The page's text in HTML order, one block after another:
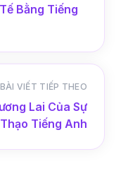
Bằng Tiếng
BÀI VIẾT TIẾP THEO
Lai Của Sự
Tiếng Anh